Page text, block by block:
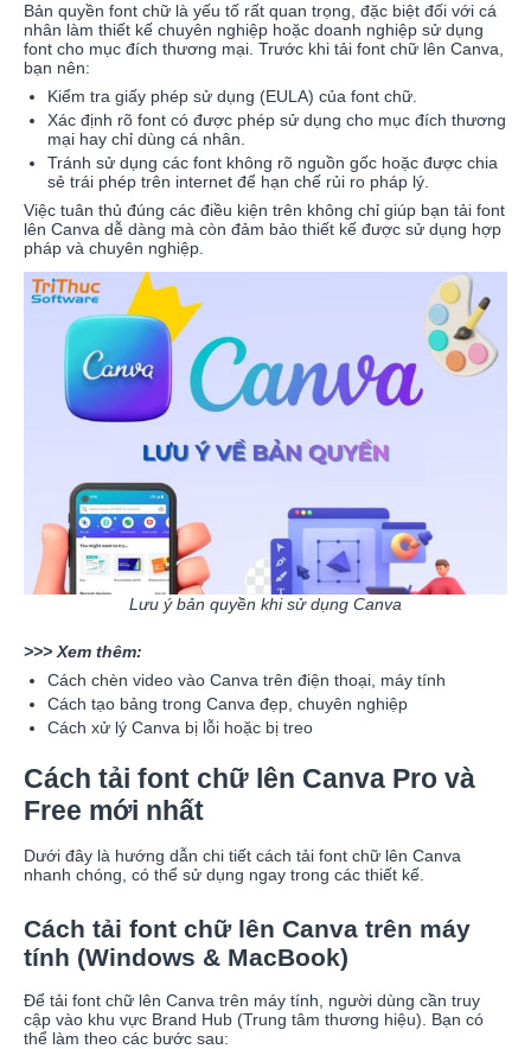
Bản quyền font chữ là yếu tố rất quan trọng, đặc biệt đối với cá
nhân làm thiết kế chuyên nghiệp hoặc doanh nghiệp sử dụng
font cho mục đích thương mại. Trước khi tải font chữ lên Canva,
bạn nên:
Kiểm tra giấy phép sử dụng (EULA) của font chữ.
Xác định rõ font có được phép sử dụng cho mục đích thương
mại hay chỉ dùng cá nhân.
Tránh sử dụng các font không rõ nguồn gốc hoặc được chia
sẻ trái phép trên internet để hạn chế rủi ro pháp lý.
Việc tuân thủ đúng các điều kiện trên không chỉ giúp bạn tải font
lên Canva dễ dàng mà còn đảm bảo thiết kế được sử dụng hợp
pháp và chuyên nghiệp.
Lưu ý bản quyền khi sử dụng Canva
>>> Xem thêm:
Cách chèn video vào Canva trên điện thoại, máy tính
Cách tạo bảng trong Canva đẹp, chuyên nghiệp
Cách xử lý Canva bị lỗi hoặc bị treo
Cách tải font chữ lên Canva Pro và
Free mới nhất
Dưới đây là hướng dẫn chi tiết cách tải font chữ lên Canva
nhanh chóng, có thể sử dụng ngay trong các thiết kế.
Cách tải font chữ lên Canva trên máy
tính (Windows & MacBook)
Để tải font chữ lên Canva trên máy tính, người dùng cần truy
cập vào khu vực Brand Hub (Trung tâm thương hiệu). Bạn có
thể làm theo các bước sau: